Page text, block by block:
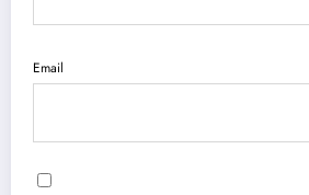
Email